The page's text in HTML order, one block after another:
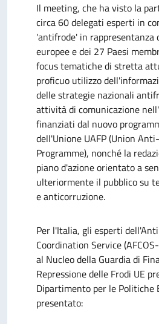
Il meeting, che ha visto la
circa 60 delegati esperti in
'antifrode' in rappresentanza
europee e dei 27 Paesi
focus tematiche di stretta
proficuo utilizzo
delle strategie nazionali
attività di comunicazione
finanziati dal nuovo
dell'Unione UAFP (Union
Programme), nonché la
piano d'azione orientato a
ulteriormente il pubblico su
e anticorruzione.
Per l'Italia, gli esperti
Coordination Service
al Nucleo della Guardia di
Repressione delle Frodi UE
Dipartimento per le Politiche
presentato: